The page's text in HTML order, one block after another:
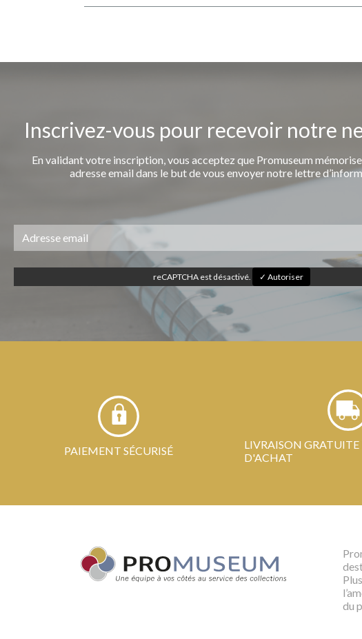
Inscrivez-vous pour recevoir notre
En validant votre inscription, vous acceptez que Promuseum
adresse email dans le but de vous envoyer notre lettre
reCAPTCHA est désactivé. ✓ Autoriser
PAIEMENT SÉCURISÉ
LIVRAISON GRATUITE
D'ACHAT
du